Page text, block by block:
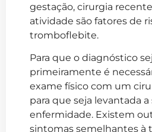
gestação, cirurgia
atividade são fatores de
tromboflebite.
Para que o diagnóstico
primeiramente é
exame físico com um
para que seja levantada
enfermidade. Existem
sintomas semelhantes à